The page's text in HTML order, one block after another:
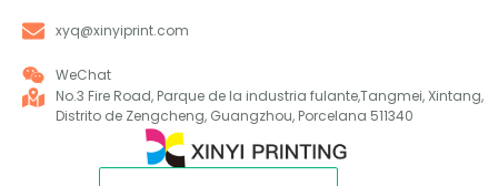
xyq@xinyiprint.com
WeChat
No.3 Fire Road, Parque de la industria fulante,Tangmei, Xintang,
Distrito de Zengcheng, Guangzhou, Porcelana 511340